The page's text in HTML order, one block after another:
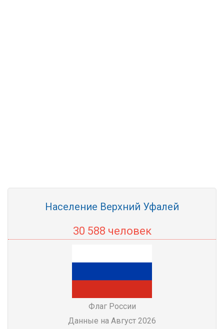
Население Верхний Уфалей
30 588 человек
Флаг России
Данные на Август 2026